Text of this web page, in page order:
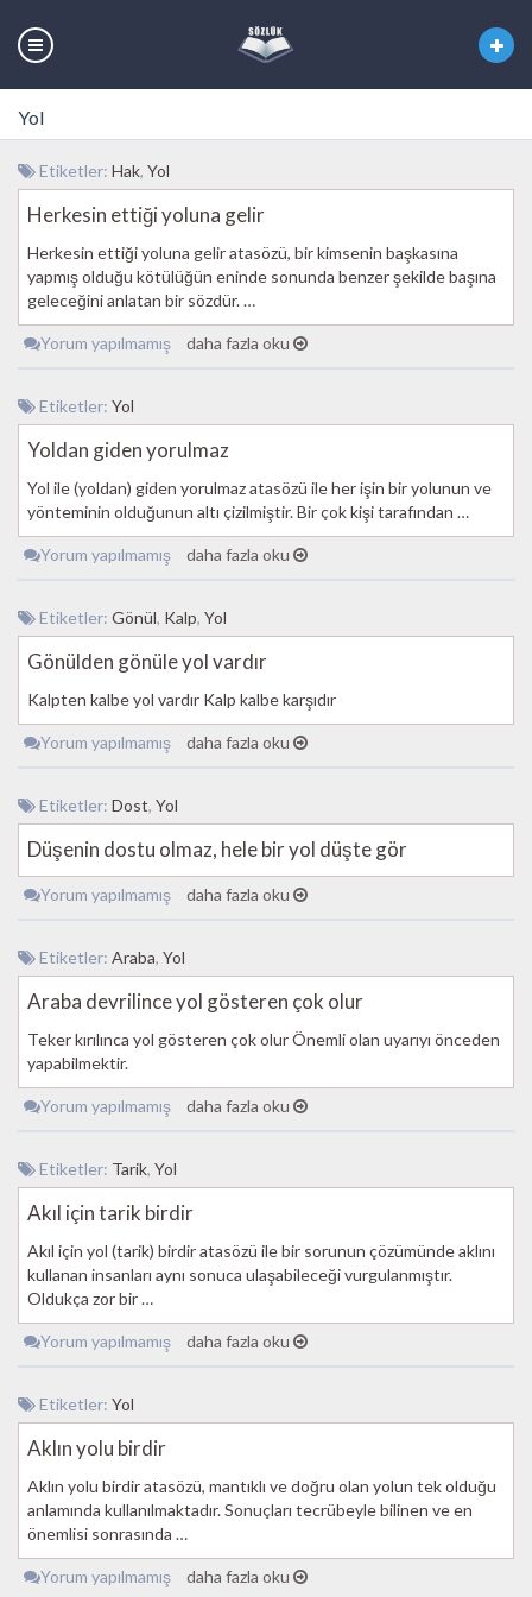
Yol
Etiketler: Hak, Yol
Herkesin ettiği yoluna gelir
Herkesin ettiği yoluna gelir atasözü, bir kimsenin başkasına
yapmış olduğu kötülüğün eninde sonunda benzer şekilde başına
geleceğini anlatan bir sözdür. …
Yorum yapılmamış daha fazla oku
Etiketler: Yol
Yoldan giden yorulmaz
Yol ile (yoldan) giden yorulmaz atasözü ile her işin bir yolunun ve
yönteminin olduğunun altı çizilmiştir. Bir çok kişi tarafından …
Yorum yapılmamış daha fazla oku
Etiketler: Gönül, Kalp, Yol
Gönülden gönüle yol vardır
Kalpten kalbe yol vardır Kalp kalbe karşıdır
Yorum yapılmamış daha fazla oku
Etiketler: Dost, Yol
Düşenin dostu olmaz, hele bir yol düşte gör
Yorum yapılmamış daha fazla oku
Etiketler: Araba, Yol
Araba devrilince yol gösteren çok olur
Teker kırılınca yol gösteren çok olur Önemli olan uyarıyı önceden
yapabilmektir.
Yorum yapılmamış daha fazla oku
Etiketler: Tarik, Yol
Akıl için tarik birdir
Akıl için yol (tarik) birdir atasözü ile bir sorunun çözümünde aklını
kullanan insanları aynı sonuca ulaşabileceği vurgulanmıştır.
Oldukça zor bir …
Yorum yapılmamış daha fazla oku
Etiketler: Yol
Aklın yolu birdir
Aklın yolu birdir atasözü, mantıklı ve doğru olan yolun tek olduğu
anlamında kullanılmaktadır. Sonuçları tecrübeyle bilinen ve en
önemlisi sonrasında …
Yorum yapılmamış daha fazla oku